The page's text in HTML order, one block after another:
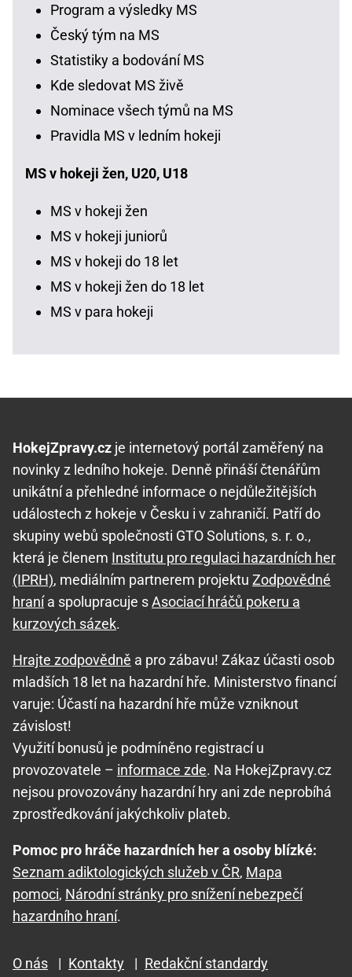
Program a výsledky MS
Český tým na MS
Statistiky a bodování MS
Kde sledovat MS živě
Nominace všech týmů na MS
Pravidla MS v ledním hokeji
MS v hokeji žen, U20, U18
MS v hokeji žen
MS v hokeji juniorů
MS v hokeji do 18 let
MS v hokeji žen do 18 let
MS v para hokeji
HokejZpravy.cz je internetový portál zaměřený na
novinky z ledního hokeje. Denně přináší čtenářům
unikátní a přehledné informace o nejdůležitějších
událostech z hokeje v Česku i v zahraničí. Patří do
skupiny webů společnosti GTO Solutions, s. r. o.,
která je členem Institutu pro regulaci hazardních her
(IPRH), mediálním partnerem projektu Zodpovědné
hranía spolupracuje sAsociací hráčů pokeru a
kurzových sázek.
Hrajte zodpovědně a pro zábavu! Zákaz účasti osob
mladších 18 let na hazardní hře. Ministerstvo financí
varuje: Účastí na hazardní hře může vzniknout
závislost!
Využití bonusů je podmíněno registrací u
provozovatele – informace zde. Na HokejZpravy.cz
nejsou provozovány hazardní hry ani zde neprobíhá
zprostředkování jakýchkoliv plateb.
Pomoc pro hráče hazardních her a osoby blízké:
Seznam adiktologických služeb v ČR, Mapa
pomoci, Národní stránky pro snížení nebezpečí
hazardního hraní.
O nás | Kontakty | Redakční standardy